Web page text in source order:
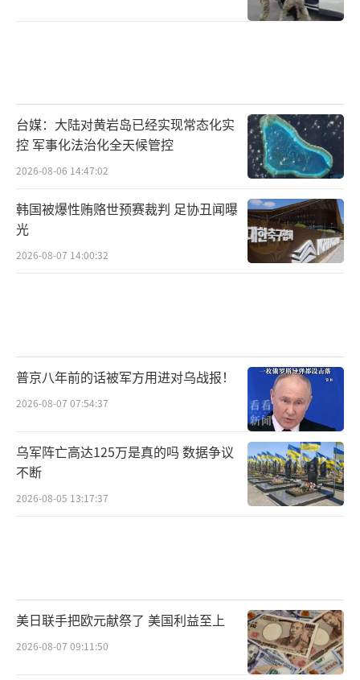
台媒：大陆对黄岩岛已经实现常态化实
控 军事化法治化全天候管控
2026-08-06 14:47:02
韩国被爆性贿赂世预赛裁判 足协丑闻曝
光
2026-08-07 14:00:32
普京八年前的话被军方用进对乌战报！
2026-08-07 07:54:37
乌军阵亡高达125万是真的吗 数据争议
不断
2026-08-05 13:17:37
美日联手把欧元献祭了 美国利益至上
2026-08-07 09:11:50